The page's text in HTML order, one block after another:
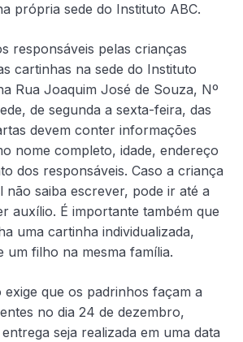
própria sede do Instituto ABC.
responsáveis pelas crianças
cartinhas na sede do Instituto
Rua Joaquim José de Souza, Nº
de segunda a sexta-feira, das
devem conter informações
nome completo, idade, endereço
dos responsáveis. Caso a criança
não saiba escrever, pode ir até a
auxílio. É importante também que
uma cartinha individualizada,
um filho na mesma família.
que os padrinhos façam a
no dia 24 de dezembro,
seja realizada em uma data